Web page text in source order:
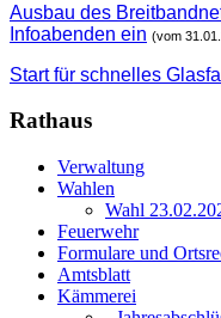
Ausbau des
Infoabenden ein (vom
Start für schnelles
Rathaus
Verwaltung
Wahlen
Wahl
Feuerwehr
Formulare und
Amtsblatt
Kämmerei